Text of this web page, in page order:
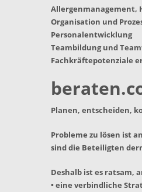
Allergenmanagement,
Organisation und
Personalentwicklung
Teambildung und
Fachkräftepotenziale
Planen, entscheiden,
Probleme zu lösen ist
sind die Beteiligten
Deshalb ist es ratsam,
• eine verbindliche